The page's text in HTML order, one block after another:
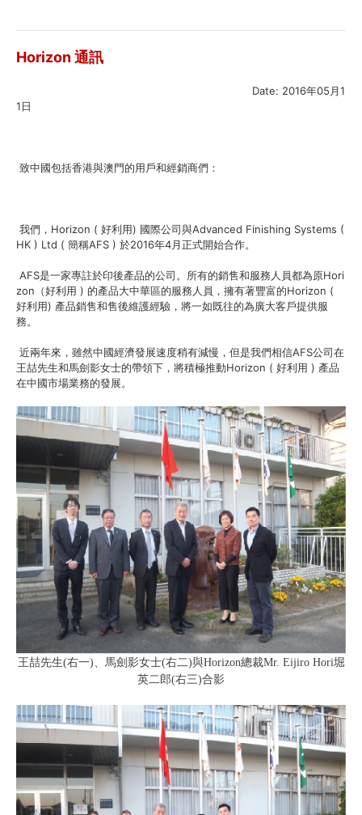
Horizon 通訊
Date: 2016年05月1
1日
致中國包括香港與澳門的用戶和經銷商們：
我們，Horizon ( 好利用) 國際公司與Advanced Finishing Systems (
HK ) Ltd ( 簡稱AFS ) 於2016年4月正式開始合作。
AFS是一家專註於印後產品的公司。所有的銷售和服務人員都為原Hori
zon（好利用 ) 的產品大中華區的服務人員，擁有著豐富的Horizon (
好利用) 產品銷售和售後維護經驗，將一如既往的為廣大客戶提供服
務。
近兩年來，雖然中國經濟發展速度稍有減慢，但是我們相信AFS公司在
王喆先生和馬劍影女士的帶領下，將積極推動Horizon ( 好利用 ) 產品
在中國市場業務的發展。
王喆先生(右一)、馬劍影女士(右二)與Horizon總裁Mr. Eijiro Hori堀
英二郎(右三)合影